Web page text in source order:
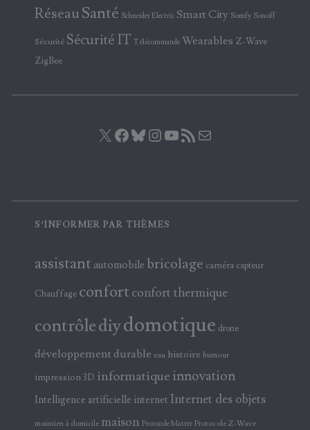
RéseauSanté Schneider Electric Smart City Somfy Sonoff
Sécurité Sécurité IT Télécommande Wearables Z-Wave
ZigBee
X Facebook
Bluesky
Instagram
YouTube
Flux RSS
S’INFORMER PAR THÈMES
assistant automobile bricolage caméra capteur
Chauffage confort confort thermique
contrôlediydomotique drone
développement durable eau histoire humour
impression 3D informatique innovation
Intelligence artificielle internet Internet des objets
maintien à domicile maison Protocole Matter Protocole Z-Wave